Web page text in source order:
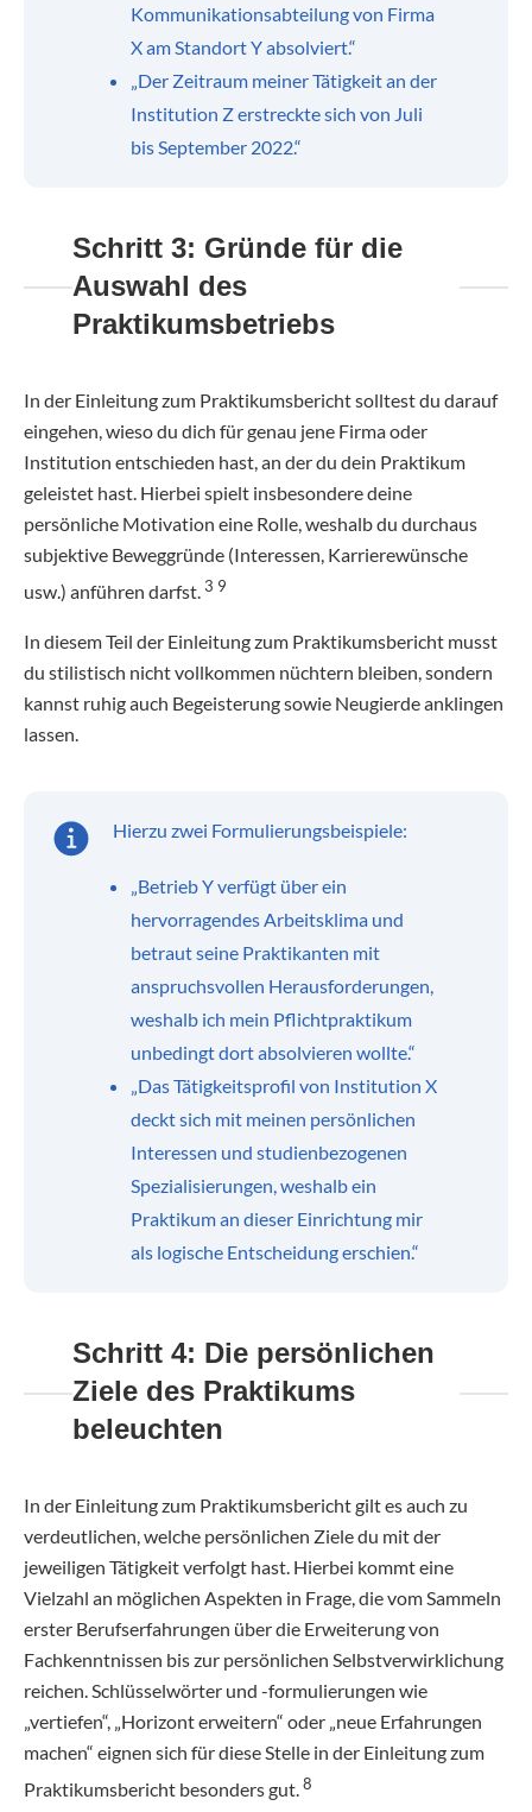
Kommunikationsabteilung von Firma
X am Standort Y absolviert.“
„Der Zeitraum meiner Tätigkeit an der
Institution Z erstreckte sich von Juli
bis September 2022.“
Schritt 3: Gründe für die
Auswahl des
Praktikumsbetriebs
In der Einleitung zum Praktikumsbericht solltest du darauf
eingehen, wieso du dich für genau jene Firma oder
Institution entschieden hast, an der du dein Praktikum
geleistet hast. Hierbei spielt insbesondere deine
persönliche Motivation eine Rolle, weshalb du durchaus
subjektive Beweggründe (Interessen, Karrierewünsche
usw.) anführen darfst.3 9
In diesem Teil der Einleitung zum Praktikumsbericht musst
du stilistisch nicht vollkommen nüchtern bleiben, sondern
kannst ruhig auch Begeisterung sowie Neugierde anklingen
lassen.
Hierzu zwei Formulierungsbeispiele:
„Betrieb Y verfügt über ein
hervorragendes Arbeitsklima und
betraut seine Praktikanten mit
anspruchsvollen Herausforderungen,
weshalb ich mein Pflichtpraktikum
unbedingt dort absolvieren wollte.“
„Das Tätigkeitsprofil von Institution X
deckt sich mit meinen persönlichen
Interessen und studienbezogenen
Spezialisierungen, weshalb ein
Praktikum an dieser Einrichtung mir
als logische Entscheidung erschien.“
Schritt 4: Die persönlichen
Ziele des Praktikums
beleuchten
In der Einleitung zum Praktikumsbericht gilt es auch zu
verdeutlichen, welche persönlichen Ziele du mit der
jeweiligen Tätigkeit verfolgt hast. Hierbei kommt eine
Vielzahl an möglichen Aspekten in Frage, die vom Sammeln
erster Berufserfahrungen über die Erweiterung von
Fachkenntnissen bis zur persönlichen Selbstverwirklichung
reichen. Schlüsselwörter und -formulierungen wie
„vertiefen“, „Horizont erweitern“ oder „neue Erfahrungen
machen“ eignen sich für diese Stelle in der Einleitung zum
Praktikumsbericht besonders gut.8